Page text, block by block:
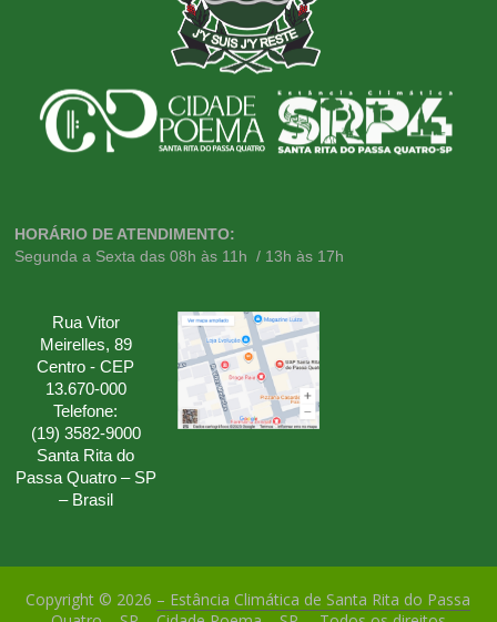
HORÁRIO DE ATENDIMENTO:
Segunda a Sexta das 08h às 11h / 13h às 17h
Rua Vitor
Meirelles, 89
Centro - CEP
13.670-000
Telefone:
(19) 3582-9000
Santa Rita do
Passa Quatro – SP
– Brasil
Copyright © 2026 – Estância Climática de Santa Rita do Passa